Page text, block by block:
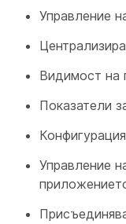
Управление
Видимост на
Показатели
Управление